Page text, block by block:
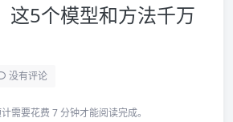
这5个模型和方法千万
没有评论
需要花费 7 分钟才能阅读完成。